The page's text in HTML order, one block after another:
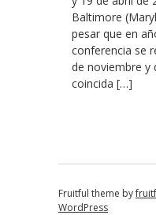
Baltimore
pesar que en
conferencia se
de noviembre y
coincida […]
Fruitful theme by
WordPress